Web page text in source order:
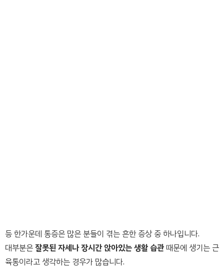
등 한가운데 통증은 많은 분들이 겪는 흔한 증상 중 하나입니다.
대부분은잘못된 자세나 장시간 앉아있는 생활 습관 때문에 생기는 근
육통이라고 생각하는 경우가 많습니다.